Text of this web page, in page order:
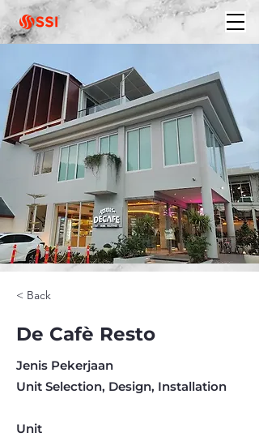
< Back
De Cafè Resto
Jenis Pekerjaan
Unit Selection, Design, Installation
Unit